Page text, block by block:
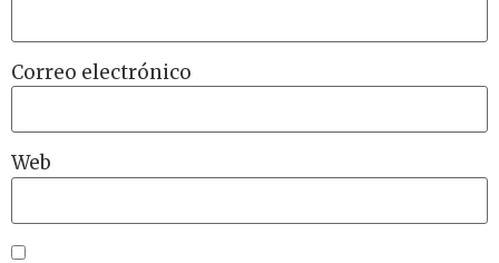
Correo electrónico
Web